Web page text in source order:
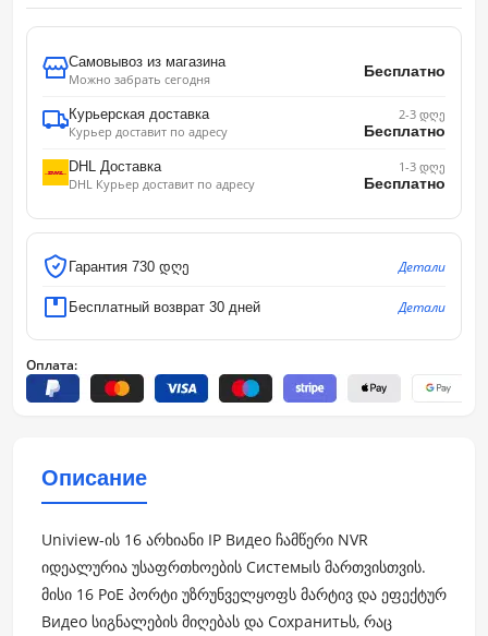
Самовывоз из магазина
Можно забрать сегодня
Бесплатно
Курьерская доставка
Курьер доставит по адресу
2-3 დღე
Бесплатно
DHL Доставка
DHL Курьер доставит по адресу
1-3 დღე
Бесплатно
Гарантия 730 დღე Детали
Бесплатный возврат 30 дней Детали
Оплата:
Описание
Uniview-ის 16 არხიანი IP Видео ჩამწერი NVR
იდეალურია უსაფრთხოების Системыს მართვისთვის.
მისი 16 PoE პორტი უზრუნველყოფს მარტივ და ეფექტურ
Видео სიგნალების მიღებას და Сохранитьს, რაც